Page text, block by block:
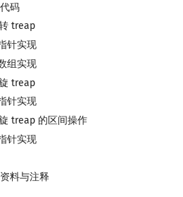
码
treap
针实现
组实现
treap
针实现
treap 的区间操作
针实现
料与注释